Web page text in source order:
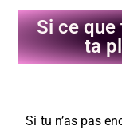
Si ce
ta
Si tu n’as pas